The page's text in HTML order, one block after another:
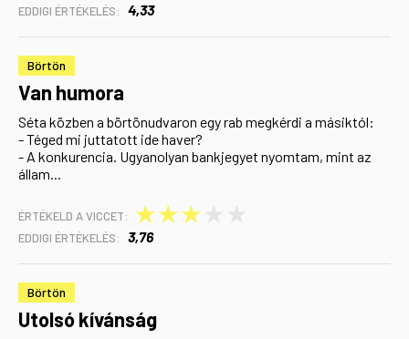
EDDIGI ÉRTÉKELÉS: 4,33
Börtön
Van humora
Séta közben a börtönudvaron egy rab megkérdi a másiktól:
- Téged mi juttatott ide haver?
- A konkurencia. Ugyanolyan bankjegyet nyomtam, mint az
állam...
ÉRTÉKELD A VICCET: ★
★
★
EDDIGI ÉRTÉKELÉS: 3,76
Börtön
Utolsó kívánság